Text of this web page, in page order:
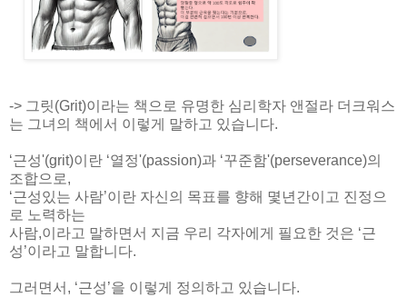
-> 그릿(Grit)이라는 책으로 유명한 심리학자 앤절라 더크워스
는 그녀의 책에서 이렇게 말하고 있습니다.
‘근성'(grit)이란 ‘열정'(passion)과 ‘꾸준함'(perseverance)의
조합으로,
‘근성있는 사람’이란 자신의 목표를 향해 몇년간이고 진정으
로 노력하는
사람,이라고 말하면서 지금 우리 각자에게 필요한 것은 ‘근
성’이라고 말합니다.
그러면서 , ‘근성’을 이렇게 정의하고 있습니다.